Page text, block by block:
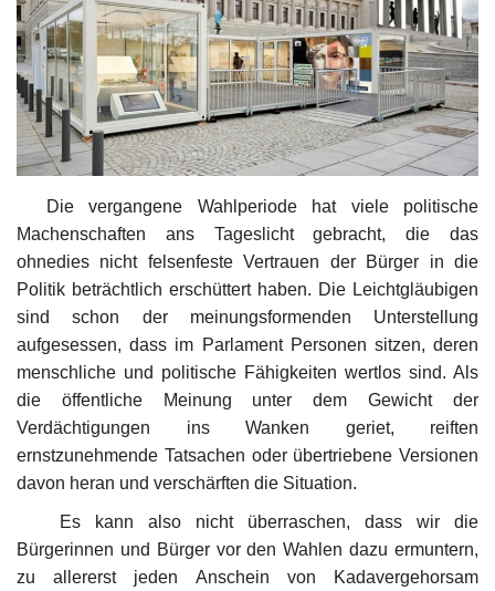
Kultur
Geschichte
Gesundheit
Wirtschaft
Kunst
Sport
Presse
Veranstaltungen
Humor
Unser Briefkasten
Die vergangene Wahlperiode hat viele politische
Machenschaften ans Tageslicht gebracht, die das
ohnedies nicht felsenfeste Vertrauen der Bürger in die
Politik beträchtlich erschüttert haben. Die Leichtgläubigen
sind schon der meinungsformenden Unterstellung
aufgesessen, dass im Parlament Personen sitzen, deren
menschliche und politische Fähigkeiten wertlos sind. Als
die öffentliche Meinung unter dem Gewicht der
Verdächtigungen ins Wanken geriet, reiften
ernstzunehmende Tatsachen oder übertriebene Versionen
davon heran und verschärften die Situation.
Es kann also nicht überraschen, dass wir die
Bürgerinnen und Bürger vor den Wahlen dazu ermuntern,
zu allererst jeden Anschein von Kadavergehorsam